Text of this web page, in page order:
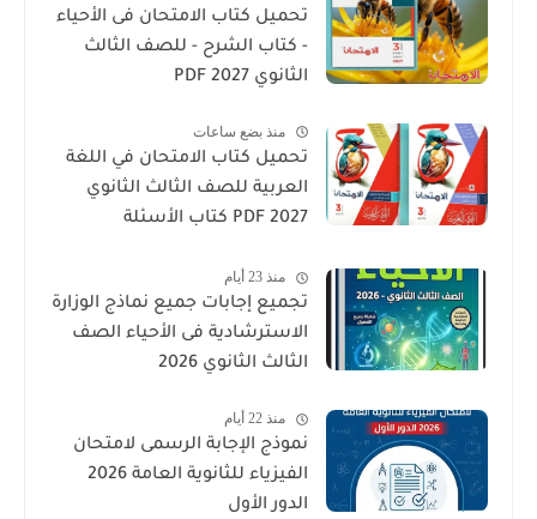
تحميل كتاب الامتحان فى الأحياء
- كتاب الشرح - للصف الثالث
الثانوي 2027 PDF
منذ بضع ساعات
تحميل كتاب الامتحان في اللغة
العربية للصف الثالث الثانوي
2027 PDF كتاب الأسئلة
منذ 23 أيام
تجميع إجابات جميع نماذج الوزارة
الاسترشادية فى الأحياء الصف
الثالث الثانوي 2026
منذ 22 أيام
نموذج الإجابة الرسمى لامتحان
الفيزياء للثانوية العامة 2026
الدور الأول